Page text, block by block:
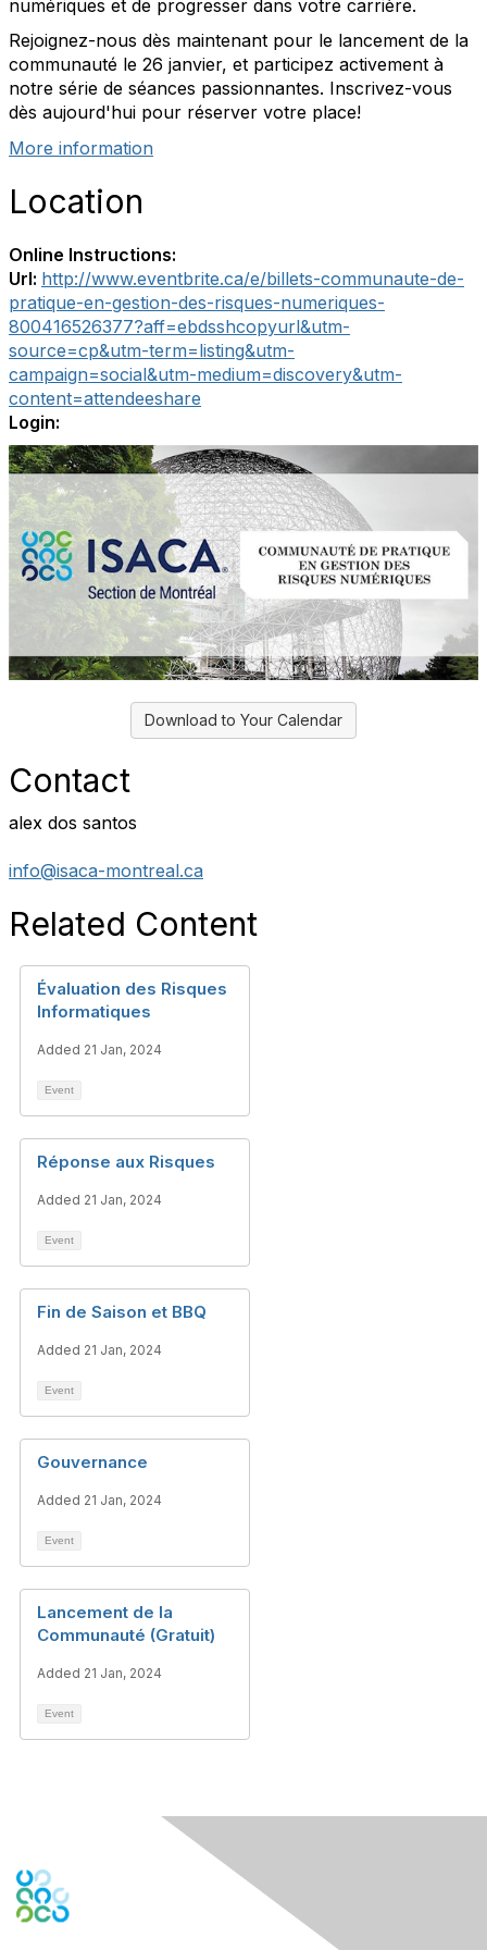
numériques et de progresser dans votre carrière.
Rejoignez-nous dès maintenant pour le lancement de la
communauté le 26 janvier, et participez activement à
notre série de séances passionnantes. Inscrivez-vous
dès aujourd'hui pour réserver votre place!
More information
Location
Online Instructions:
Url: http://www.eventbrite.ca/e/billets-communaute-de-
pratique-en-gestion-des-risques-numeriques-
800416526377?aff=ebdsshcopyurl&utm-
source=cp&utm-term=listing&utm-
campaign=social&utm-medium=discovery&utm-
content=attendeeshare
Login:
Download to Your Calendar
Contact
alex dos santos
info@isaca-montreal.ca
Related Content
Évaluation des Risques
Informatiques
Added 21 Jan, 2024
Event
Réponse aux Risques
Added 21 Jan, 2024
Event
Fin de Saison et BBQ
Added 21 Jan, 2024
Event
Gouvernance
Added 21 Jan, 2024
Event
Lancement de la
Communauté (Gratuit)
Added 21 Jan, 2024
Event